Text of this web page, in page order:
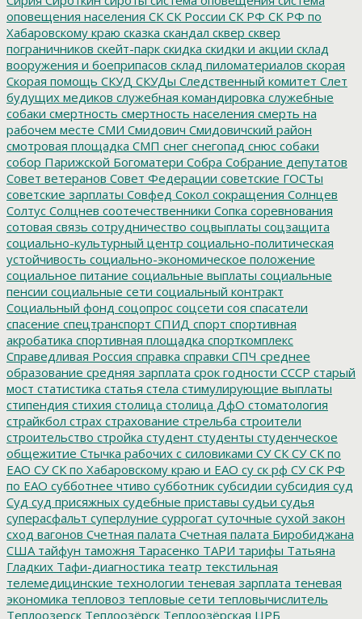
оповещения населения СК СК России СК РФ СК РФ по
Хабаровскому краю сказка скандал сквер сквер
пограничников скейт-парк скидка скидки и акции склад
вооружения и боеприпасов склад пиломатериалов скорая
Скорая помощь СКУД СКУДы Следственный комитет Слет
будущих медиков служебная командировка служебные
собаки смертность смертность населения смерть на
рабочем месте СМИ Смидович Смидовичский район
смотровая площадка СМП снег снегопад снюс собаки
собор Парижской Богоматери Собра Собрание депутатов
Совет ветеранов Совет Федерации советские ГОСТы
советские зарплаты Совфед Сокол сокращения Солнцев
Солтус Солцнев соотечественники Сопка соревнования
сотовая связь сотрудничество соцвыплаты соцзащита
социально-культурный центр социально-политическая
устойчивость социально-экономическое положение
социальное питание социальные выплаты социальные
пенсии социальные сети социальный контракт
Социальный фонд соцопрос соцсети соя спасатели
спасение спецтранспорт СПИД спорт спортивная
акробатика спортивная площадка спорткомплекс
Справедливая Россия справка справки СПЧ среднее
образование средняя зарплата срок годности СССР старый
мост статистика статья стела стимулирующие выплаты
стипендия стихия столица столица ДфО стоматология
страйкбол страх страхование стрельба строители
строительство стройка студент студенты студенческое
общежитие Стычка рабочих с силовиками СУ СК СУ СК по
ЕАО СУ СК по Хабаровскому краю и ЕАО су ск рф СУ СК РФ
по ЕАО субботнее чтиво субботник субсидии субсидия суд
Суд суд присяжных судебные приставы судьи судья
суперасфальт суперлуние суррогат суточные сухой закон
сход вагонов Счетная палата Счетная палата Биробиджана
США тайфун таможня Тарасенко ТАРИ тарифы Татьяна
Гладких Тафи-диагностика театр текстильная
телемедицинские технологии теневая зарплата теневая
экономика тепловоз тепловые сети тепловычислитель
Теплоозерск Теплоозёрск Теплоозёрская ЦРБ